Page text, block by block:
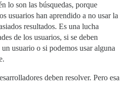
lo son las búsquedas, porque
usuarios han aprendido a no usar la
resultados. Es una lucha
de los usuarios, si se deben
usuario o si podemos usar alguna
deben resolver. Pero esa